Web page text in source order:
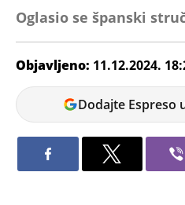
Oglasio se španski
Objavljeno: 11.12.2024.
Andrej
Kosić
Dodajte Espreso